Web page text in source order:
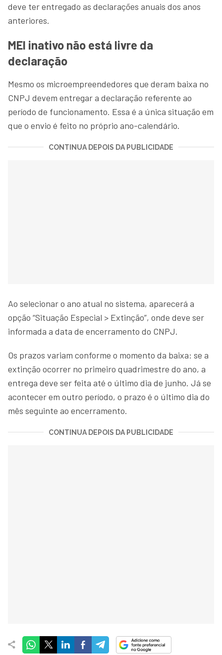
deve ter entregado as declarações anuais dos anos
anteriores.
MEI inativo não está livre da
declaração
Mesmo os microempreendedores que deram baixa no
CNPJ devem entregar a declaração referente ao
período de funcionamento. Essa é a única situação em
que o envio é feito no próprio ano-calendário.
CONTINUA DEPOIS DA PUBLICIDADE
Ao selecionar o ano atual no sistema, aparecerá a
opção “Situação Especial > Extinção”, onde deve ser
informada a data de encerramento do CNPJ.
Os prazos variam conforme o momento da baixa: se a
extinção ocorrer no primeiro quadrimestre do ano, a
entrega deve ser feita até o último dia de junho. Já se
acontecer em outro período, o prazo é o último dia do
mês seguinte ao encerramento.
CONTINUA DEPOIS DA PUBLICIDADE